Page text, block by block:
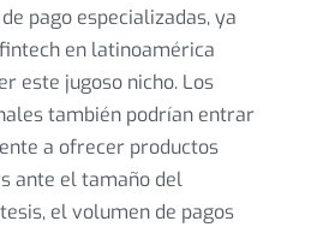
pago especializadas, ya
en latinoamérica
este jugoso nicho. Los
también podrían entrar
a ofrecer productos
ante el tamaño del
el volumen de pagos